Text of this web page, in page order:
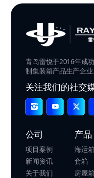
青岛雷悦于2016年成
制集装箱产品生产企
关注我们的社交
公司
项目案例
新闻资讯
关于我们
产品
海运箱
套箱
房屋箱